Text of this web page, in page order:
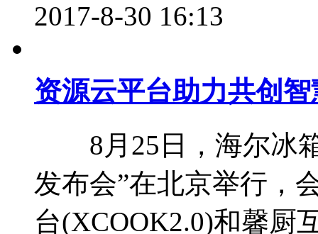
2017-8-30 16:13
资源云平台助力共创
8月25日，海尔冰箱
发布会”在北京举行，
台(XCOOK2.0)和馨